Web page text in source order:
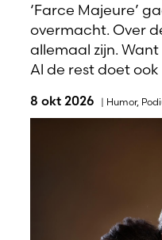
‘Farce Majeure’
overmacht. Over
allemaal zijn.
Al de rest doet
8 okt 2026 | Humor,